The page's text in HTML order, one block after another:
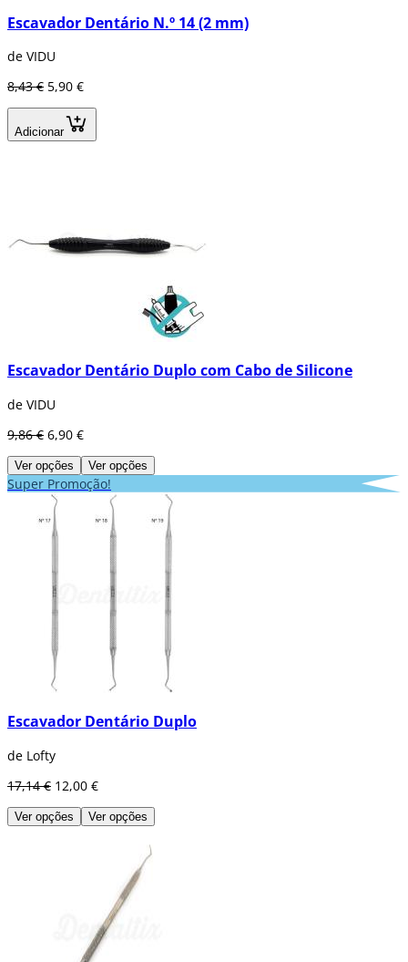
Escavador Dentário N.º 14 (2 mm)
de VIDU
8,43 € 5,90 €
Adicionar
Escavador Dentário Duplo com Cabo de Silicone
de VIDU
9,86 € 6,90 €
Ver opções Ver opções
Super Promoção!
Escavador Dentário Duplo
de Lofty
17,14 € 12,00 €
Ver opções Ver opções